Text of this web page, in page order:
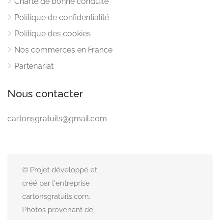
Politique de confidentialité
Politique des cookies
Nos commerces en France
Partenariat
Nous contacter
cartonsgratuits@gmail.com
© Projet développé et
créé par l'entreprise
cartonsgratuits.com.
Photos provenant de